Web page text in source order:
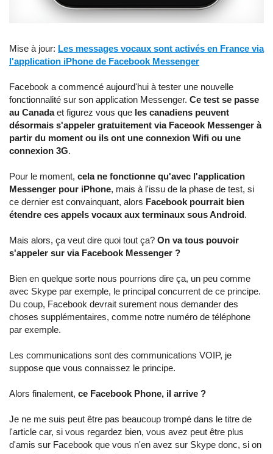
Mise à jour: Les messages vocaux sont activés en France via
l'application iPhone de Facebook Messenger
Facebook a commencé aujourd'hui à tester une nouvelle
fonctionnalité sur son application Messenger. Ce test se passe
au Canadaet figurez vous que les canadiens peuvent
désormais s'appeler gratuitement via Faceook Messenger à
partir du moment ou ils ont une connexion Wifi ou une
connexion 3G.
Pour le moment, cela ne fonctionne qu'avec l'application
Messenger pour iPhone, mais à l'issu de la phase de test, si
ce dernier est convainquant, alors Facebook pourrait bien
étendre ces appels vocaux aux terminaux sous Android.
Mais alors, ça veut dire quoi tout ça? On va tous pouvoir
s'appeler sur via Facebook Messenger ?
Bien en quelque sorte nous pourrions dire ça, un peu comme
avec Skype par exemple, le principal concurrent de ce principe.
Du coup, Facebook devrait surement nous demander des
choses supplémentaires, comme notre numéro de téléphone
par exemple.
Les communications sont des communications VOIP, je
suppose que vous connaissez le principe.
Alors finalement, ce Facebook Phone, il arrive ?
Je ne me suis peut être pas beaucoup trompé dans le titre de
l'article car, si vous regardez bien, vous avez peut être plus
d'amis sur Facebook que vous n'en avez sur Skype donc, si on